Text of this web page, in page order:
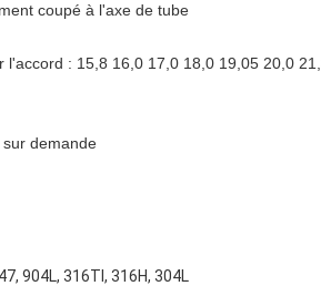
coupé à l'axe de tube
: 15,8 16,0 17,0 18,0 19,05 20,0
demande
904L, 316TI, 316H, 304L